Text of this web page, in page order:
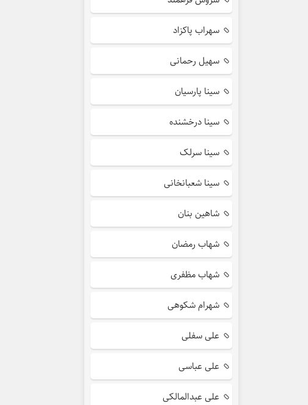
سهراب پاکزاد
سهیل رحمانی
سینا پارسیان
سینا درخشنده
سینا سرلک
سینا شعبانخانی
شاهین بنان
شهاب رمضان
شهاب مظفری
شهرام شکوهی
علی سفلی
علی عباسی
علی عبدالمالکی